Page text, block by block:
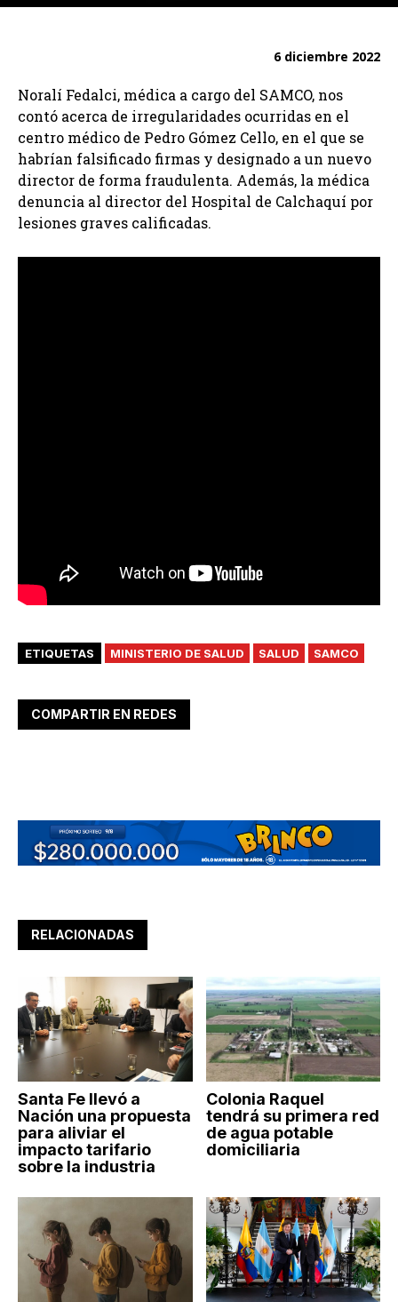
6 diciembre 2022
Noralí Fedalci, médica a cargo del SAMCO, nos
contó acerca de irregularidades ocurridas en el
centro médico de Pedro Gómez Cello, en el que se
habrían falsificado firmas y designado a un nuevo
director de forma fraudulenta. Además, la médica
denuncia al director del Hospital de Calchaquí por
lesiones graves calificadas.
ETIQUETAS MINISTERIO DE SALUD SALUD SAMCO
COMPARTIR EN REDES
RELACIONADAS
Santa Fe llevó a
Nación una propuesta
para aliviar el
impacto tarifario
sobre la industria
Colonia Raquel
tendrá su primera red
de agua potable
domiciliaria